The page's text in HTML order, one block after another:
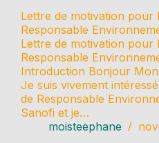
Lettre de motivation pour
Responsable
Lettre de motivation pour
Responsable
Introduction Bonjour
Je suis vivement
de Responsable
Sanofi et je…
moisteephane